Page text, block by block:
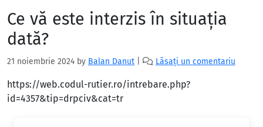
Ce vă este interzis în situația
dată?
21 noiembrie 2024 by Balan Danut Lăsați un comentariu
https://web.codul-rutier.ro/intrebare.php?
id=4357&tip=drpciv&cat=tr